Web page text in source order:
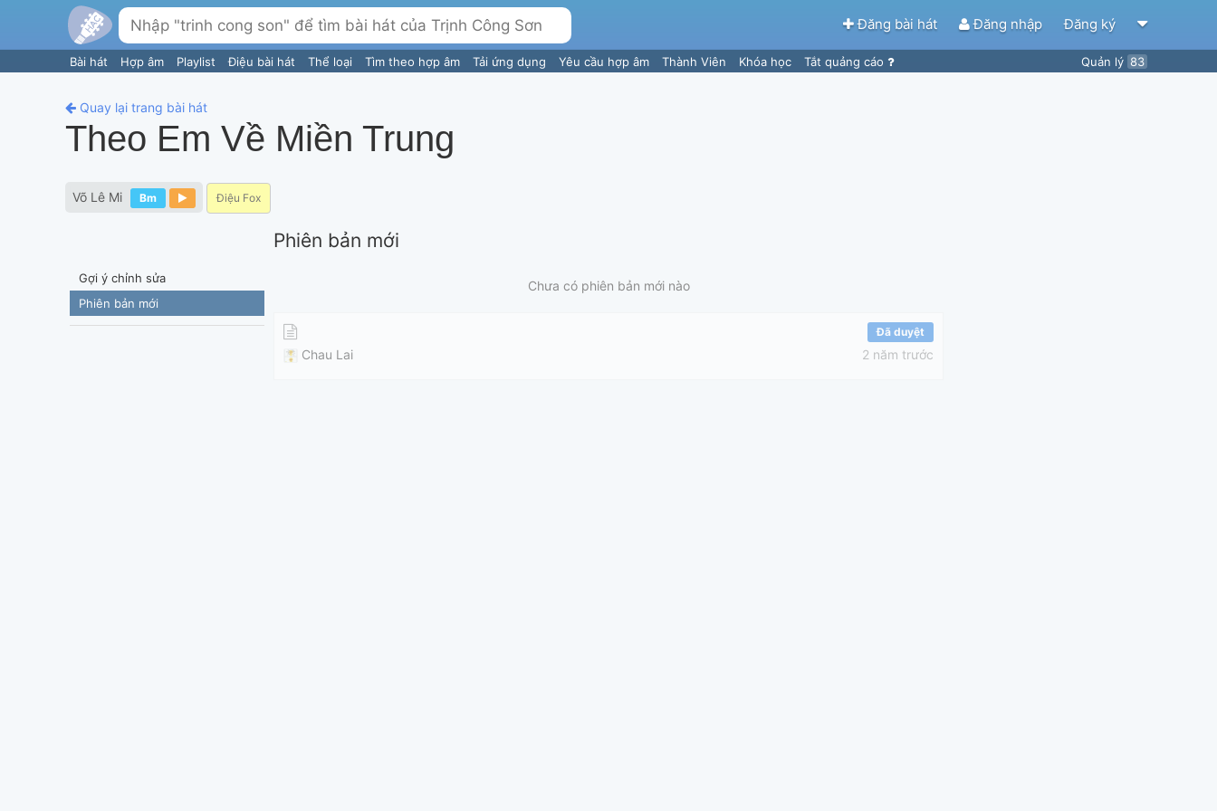
Đăng bài hát Đăng nhập Đăng ký
Bài hát Hợp âm Playlist Điệu bài hát Thể loại Tìm theo hợp âm Tải ứng dụng Yêu cầu hợp âm Thành Viên Khóa học Tắt quảng cáo Quản lý 83
Quay lại trang bài hát
Theo Em Về Miền Trung
Võ Lê Mi Bm Điệu Fox
Gợi ý chỉnh sửa
Phiên bản mới
Phiên bản mới
Chưa có phiên bản mới nào
Đã duyệt
Chau Lai 2 năm trước